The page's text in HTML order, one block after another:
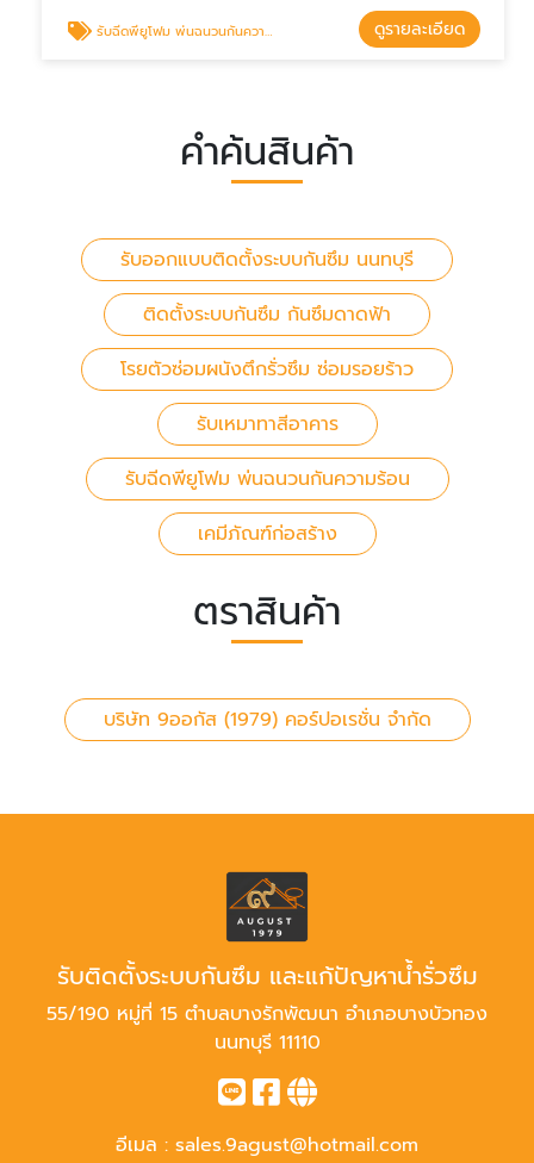
รับฉีดพียูโฟม พ่นฉนวนกันความร้อน ดูรายละเอียด
คำค้นสินค้า
รับออกแบบติดตั้งระบบกันซึม นนทบุรี
ติดตั้งระบบกันซึม กันซึมดาดฟ้า
โรยตัวซ่อมผนังตึกรั่วซึม ซ่อมรอยร้าว
รับเหมาทาสีอาคาร
รับฉีดพียูโฟม พ่นฉนวนกันความร้อน
เคมีภัณฑ์ก่อสร้าง
ตราสินค้า
บริษัท 9ออกัส (1979) คอร์ปอเรชั่น จำกัด
รับติดตั้งระบบกันซึม และแก้ปัญหาน้ำรั่วซึม
55/190 หมู่ที่ 15 ตำบลบางรักพัฒนา อำเภอบางบัวทอง
นนทบุรี 11110
อีเมล : sales.9agust@hotmail.com